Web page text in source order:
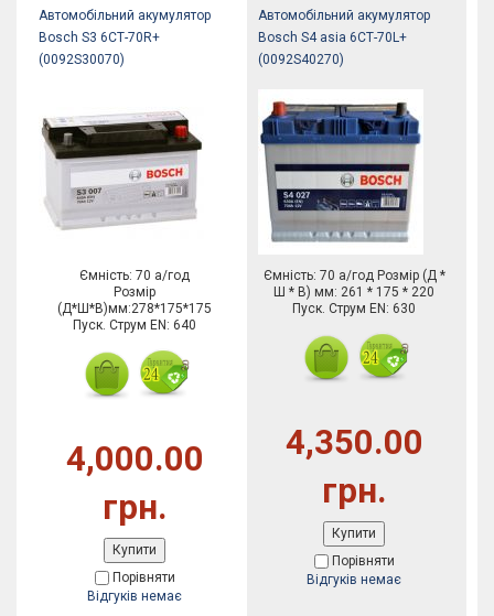
Автомобільний акумулятор
Bosch S3 6СТ-70R+
(0092S30070)
Ємність: 70 а/год
Розмір
(Д*Ш*В)мм:278*175*175
Пуск. Струм EN: 640
4,000.00
грн.
Купити
Порівняти
Відгуків немає
Автомобільний акумулятор
Bosch S4 asia 6СТ-70L+
(0092S40270)
Ємність: 70 а/год Розмір (Д *
Ш * В) мм: 261 * 175 * 220
Пуск. Струм EN: 630
4,350.00
грн.
Купити
Порівняти
Відгуків немає